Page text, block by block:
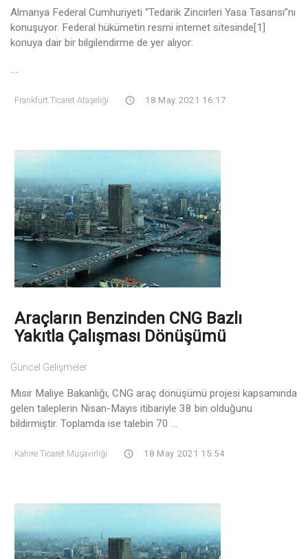
Almanya Federal Cumhuriyeti “Tedarik Zincirleri Yasa Tasarısı”nı
konuşuyor. Federal hükümetin resmi internet sitesinde[1]
konuya dair bir bilgilendirme de yer alıyor:
Frankfurt Ticaret Ataşeliği 18 May 2021 16:17
Araçların Benzinden CNG Bazlı
Yakıtla Çalışması Dönüşümü
Güncel Gelişmeler
Mısır Maliye Bakanlığı, CNG araç dönüşümü projesi kapsamında
gelen taleplerin Nisan-Mayıs itibariyle 38 bin olduğunu
bildirmiştir. Toplamda ise talebin 70 ...
Kahire Ticaret Müşavirliği 18 May 2021 15:54